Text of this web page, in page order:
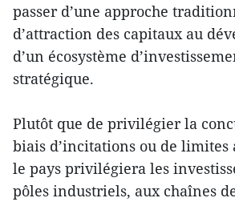
passer d’une approche
d’attraction des capitaux au
d’un écosystème
stratégique.
Plutôt que de privilégier la
biais d’incitations ou de
le pays privilégiera les
pôles industriels, aux chaînes